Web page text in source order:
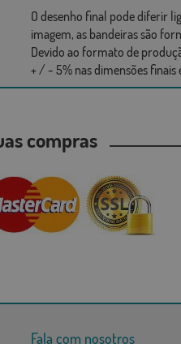
O desenho final pode diferir
imagem, as bandeiras são
Devido ao formato de
+ / - 5% nas dimensões finais
compras
Fala com nosotros